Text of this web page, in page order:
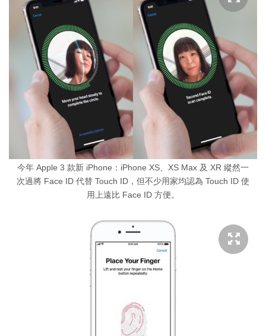
今年 Apple 3 款新 iPhone：iPhone XS、XS Max 及 XR 縱然一
次過將 Face ID 代替 Touch ID，但不少用家均認為 Touch ID 使
用上遠比 Face ID 方便。